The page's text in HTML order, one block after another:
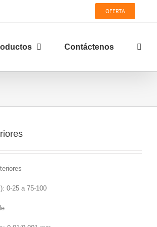
OFERTA
Contáctenos
0-25 a 75-100